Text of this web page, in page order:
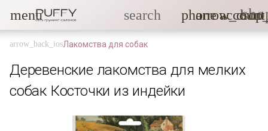
menu search phone
Лакомства для собак
Деревенские лакомства для мелких
собак Косточки из индейки